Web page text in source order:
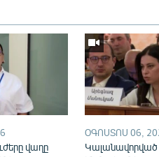
վաղը
ՕԳՈՍՏՈՍ 06,
Կալանավորված